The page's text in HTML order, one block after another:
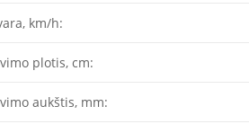
km/h:
plotis, cm:
aukštis, mm: